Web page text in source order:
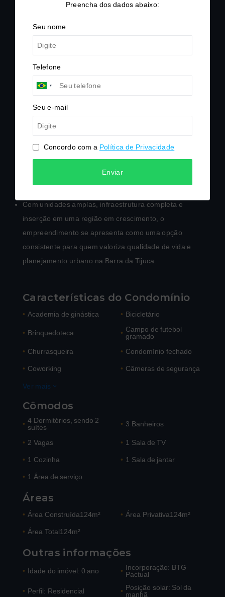
Churrasqueiras
Áreas de convivência
Perfil Residencial e Potencial de Investimento
O Pura por Artefacto reúne características que
atendem tanto quem busca moradia definitiva quanto
localização em bairro planejado, o padrão do
empreendimento e o desenvolvimento contínuo da
Barra Olímpica contribuem para a atratividade do
projeto no mercado imobiliário.
Com unidades amplas, infraestrutura completa e
inserção em uma região em crescimento, o
empreendimento se apresenta como uma opção
consistente para quem valoriza qualidade de vida e
planejamento urbano na Barra da Tijuca.
Características do Condomínio
• Academia de ginástica • Bicicletário
• Brinquedoteca • Campo de futebol
gramado
• Churrasqueira • Condomínio fechado
• Coworking • Câmeras de segurança
Ver mais
Cômodos
• 4 Dormitórios, sendo 2
suítes
• 3 Banheiros
• 2 Vagas • 1 Sala de TV
• 1 Cozinha • 1 Sala de jantar
• 1 Área de serviço
Áreas
• Área Construída124m² • Área Privativa124m²
• Área Total124m²
Outras informações
• Idade do imóvel: 0 ano • Incorporação: BTG
Pactual
• Perfil: Residencial • Posição solar: Sol da
manhã
Preencha dos dados abaixo:
Seu nome
Telefone
Seu e-mail
Concordo com a Política de Privacidade
Enviar